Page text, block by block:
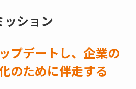
ッション
プデートし、企業の
のために伴走する